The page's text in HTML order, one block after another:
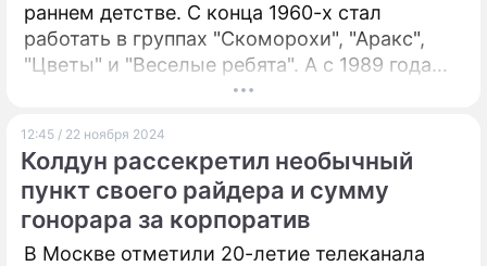
раннем детстве. С конца 1960-х стал
работать в группах "Скоморохи", "Аракс",
"Цветы" и "Веселые ребята". А с 1989 года
выступает сольно. И сейчас входит в число
12:45 / 22 ноября 2024
Колдун рассекретил необычный
пункт своего райдера и сумму
гонорара за корпоратив
В Москве отметили 20-летие телеканала